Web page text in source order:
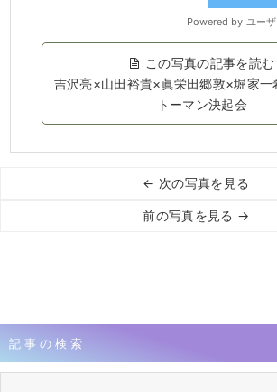
この写真の記事を読む
吉沢亮×山田裕貴×眞栄田郷敦×堀家一
トーマン決起会
← 次の写真を見る
前の写真を見る →
記事の検索